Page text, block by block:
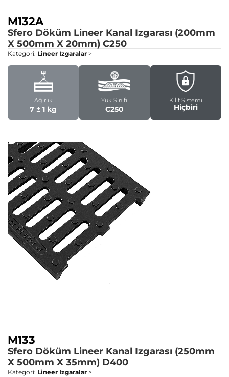
M132A
Sfero Döküm Lineer Kanal Izgarası (200mm
X 500mm X 20mm) C250
Kategori: Lineer Izgaralar >
Ağırlık
7 ± 1 kg
Yük Sınıfı
C250
Kilit Sistemi
Hiçbiri
M133
Sfero Döküm Lineer Kanal Izgarası (250mm
X 500mm X 35mm) D400
Kategori: Lineer Izgaralar >